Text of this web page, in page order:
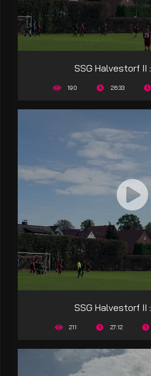
SSG Halvestorf II :
190 26:33
SSG Halvestorf II :
211 27:12